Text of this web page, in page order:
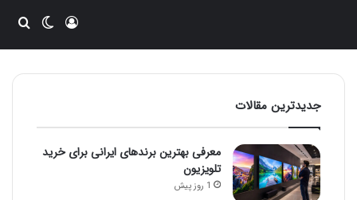
ورودتغییر
جدیدترین مقالات
معرفی بهترین برندهای ایرانی برای خرید
تلویزیون
1 روز پیش